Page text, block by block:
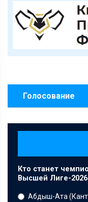
Голосование
Кто станет
Высшей Лиге-
Абдыш-Ата